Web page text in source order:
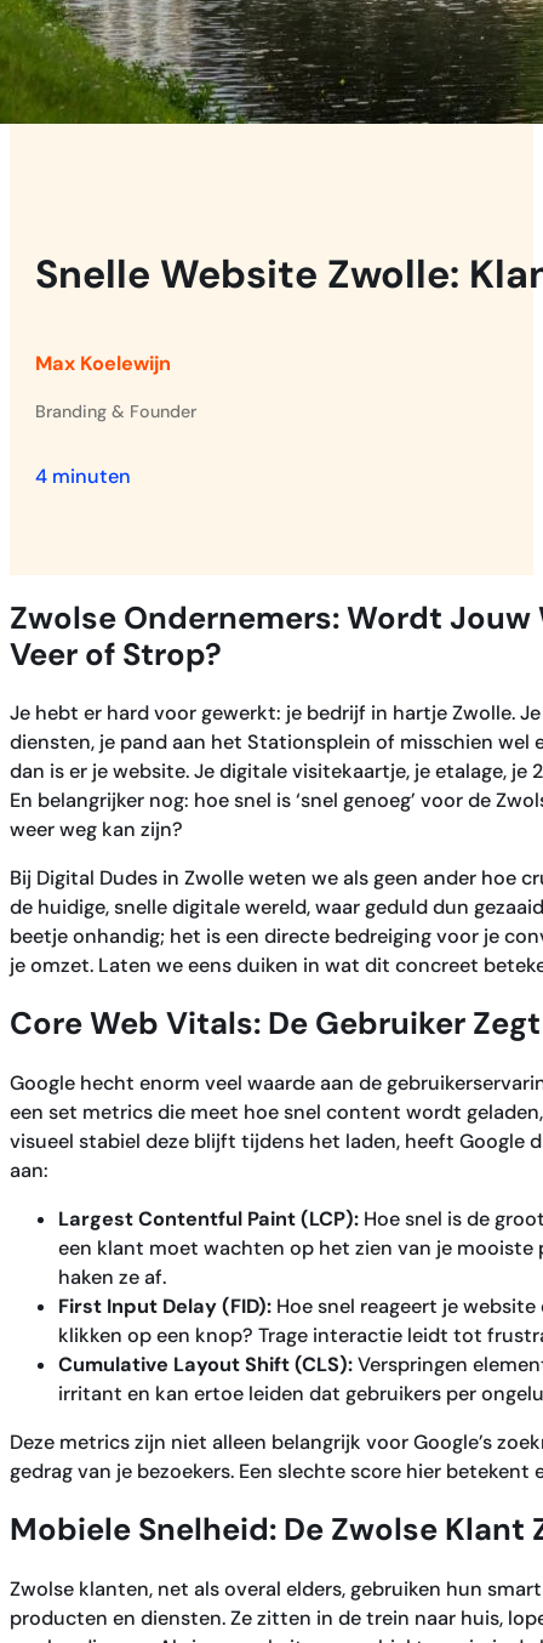
Snelle Website Zwolle:
Max Koelewijn
Branding & Founder
4 minuten
Zwolse Ondernemers: Wordt
Veer of Strop?
Je hebt er hard voor gewerkt: je bedrijf in hartje Zwolle.
diensten, je pand aan het Stationsplein of misschien wel
dan is er je website. Je digitale visitekaartje, je etalage, je
En belangrijker nog: hoe snel is ‘snel genoeg’ voor de
weer weg kan zijn?
Bij Digital Dudes in Zwolle weten we als geen ander hoe
de huidige, snelle digitale wereld, waar geduld dun
beetje onhandig; het is een directe bedreiging voor je
je omzet. Laten we eens duiken in wat dit concreet
Core Web Vitals: De Gebruiker
Google hecht enorm veel waarde aan de
een set metrics die meet hoe snel content wordt
visueel stabiel deze blijft tijdens het laden, heeft Google
aan:
Largest Contentful Paint (LCP): Hoe snel is de
een klant moet wachten op het zien van je
haken ze af.
First Input Delay (FID): Hoe snel reageert je
klikken op een knop? Trage interactie leidt tot
Cumulative Layout Shift (CLS):Verspringen
irritant en kan ertoe leiden dat gebruikers per
Deze metrics zijn niet alleen belangrijk voor Google’s
gedrag van je bezoekers. Een slechte score hier
Mobiele Snelheid: De Zwolse
Zwolse klanten, net als overal elders, gebruiken hun
producten en diensten. Ze zitten in de trein naar huis,